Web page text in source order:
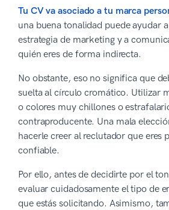
Tu CV va asociado a tu marca
una buena tonalidad puede ayudar
estrategia de marketing y a
quién eres de forma indirecta.
No obstante, eso no significa que
suelta al círculo cromático. Utilizar
o colores muy chillones o
contraproducente. Una mala
hacerle creer al reclutador que eres
confiable.
Por ello, antes de decidirte por el
evaluar cuidadosamente el tipo de
que estás solicitando. Asimismo,